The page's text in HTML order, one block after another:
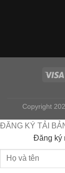
Copyright
ĐĂNG KÝ TẢI
Đăng ký